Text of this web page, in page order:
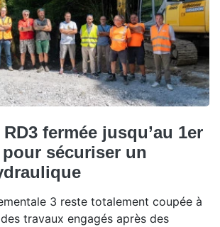
fermée jusqu’au 1er
sécuriser un
3 reste totalement coupée à
travaux engagés après des